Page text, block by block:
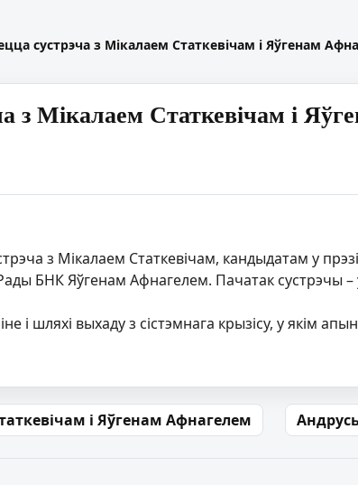
сустрэча з Мікалаем Статкевічам і Яўгенам
з Мікалаем Статкевічам і
з Мікалаем Статкевічам, кандыдатам у
БНК Яўгенам Афнагелем. Пачатак сустрэчы –
і шляхі выхаду з сістэмнага крызісу, у якім
і Яўгенам Афнагелем